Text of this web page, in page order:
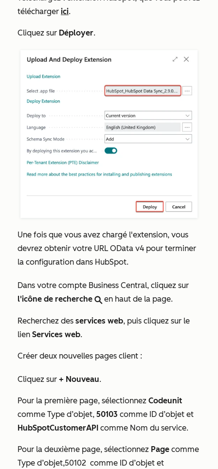
télécharger ici.
Cliquez sur Déployer.
Une fois que vous avez chargé l'extension, vous
devrez obtenir votre URL OData v4 pour terminer
la configuration dans HubSpot.
Dans votre compte Business Central, cliquez sur
l'icône de recherche search en haut de la page.
Recherchez des services web, puis cliquez sur le
lien Services web.
Créer deux nouvelles pages client :
Cliquez sur + Nouveau.
Pour la première page, sélectionnez Codeunit
comme Type d’objet, 50103 comme ID d’objet et
HubSpotCustomerAPI comme Nom du service.
Pour la deuxième page, sélectionnez Page comme
Type d’objet,50102 comme ID d’objet et